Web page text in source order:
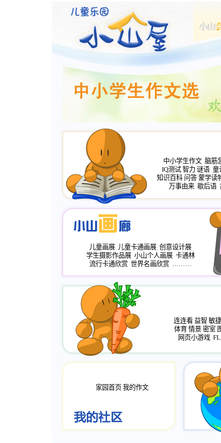
中小学生作文 脑筋
IQ测试 智力 谜语 童
知识百科 问答 蒙学读
万事由来 歇后语
儿童画展 儿童卡通画展 创意设计展
学生摄影作品展 小山个人画展 卡通林
流行卡通欣赏 世界名画欣赏 ………
连连看 益智 敏捷
体育 情景 密室
网页小游戏
家园首页 我的作文